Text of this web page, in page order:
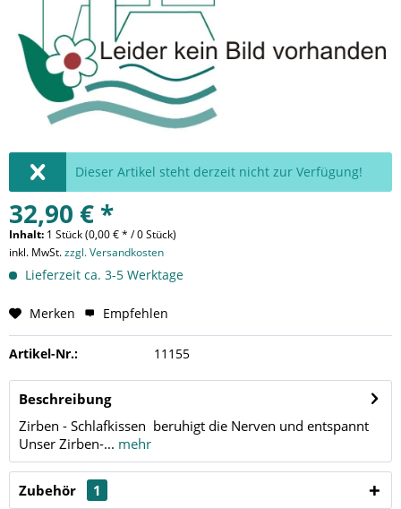
Dieser Artikel steht derzeit nicht zur Verfügung!
32,90 € *
Inhalt: 1 Stück (0,00 € * / 0 Stück)
inkl. MwSt.zzgl. Versandkosten
Lieferzeit ca. 3-5 Werktage
Merken Empfehlen
Artikel-Nr.: 11155
Beschreibung
Zirben - Schlafkissen beruhigt die Nerven und entspannt
Unser Zirben-... mehr
Zubehör 1